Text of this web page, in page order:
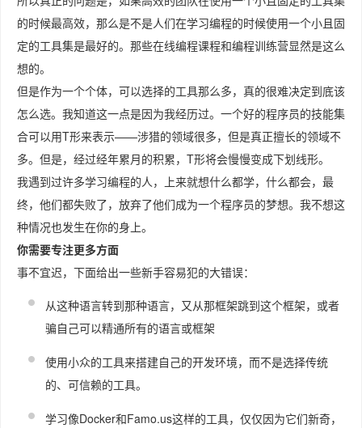
的时候最高效，那么是不是人们在学习编程的时候使用一个小且固
定的工具集是最好的。那些在线编程课程和编程训练营显然是这么
想的。
但是作为一个个体，可以选择的工具那么多，真的很难决定到底该
怎么选。我知道这一点是因为我经历过。一个好的程序员的技能集
合可以用T形来表示——涉猎的领域很多，但是真正擅长的领域不
多。但是，经过经年累月的积累，T形将会慢慢变成下划线形。
我遇到过许多学习编程的人，上来就想什么都学，什么都会，最
终，他们都失败了，放弃了他们成为一个程序员的梦想。我不想这
种情况也发生在你的身上。
你需要专注更多方面
事不宜迟，下面给出一些新手容易犯的大错误：
从这种语言转到那种语言，又从那框架跳到这个框架，或者
骗自己可以精通所有的语言或框架
使用小众的工具来搭建自己的开发环境，而不是选择传统
的、可信赖的工具。
学习像Docker和Famo.us这样的工具，仅仅因为它们新奇，